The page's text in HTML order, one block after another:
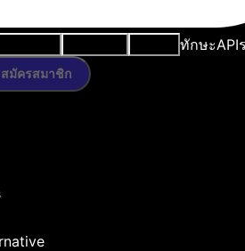
ทักษะAPI
สมัครสมาชิก